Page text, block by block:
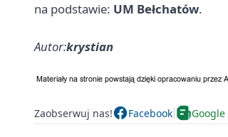
na podstawie: UM Bełchatów.
Autor:krystian
Zaobserwuj nas! Facebook Google